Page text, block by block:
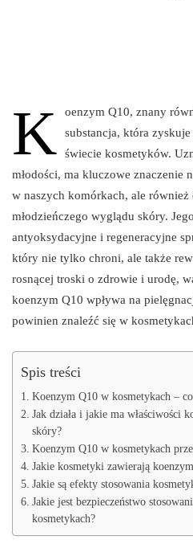
K
oenzym Q10, znany
substancja, która
świecie kosmetyków.
młodości, ma kluczowe
w naszych komórkach, ale również
młodzieńczego wyglądu skóry.
antyoksydacyjne i regeneracyjne
który nie tylko chroni, ale także
rosnącej troski o zdrowie i urodę,
koenzym Q10 wpływa na
powinien znaleźć się w
Spis treści
Koenzym Q10 w kosmetykach –
Jak działa i jakie ma właściwości
skóry?
Koenzym Q10 w kosmetykach
Jakie kosmetyki zawierają
Jakie są efekty stosowania
Jakie jest bezpieczeństwo
kosmetykach?